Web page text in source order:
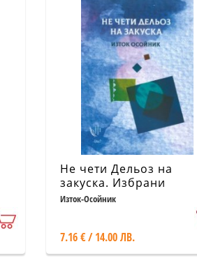
Не чети Дельоз на
закуска. Избрани
стихотворения
Изток-Осойник
7.16 € / 14.00 ЛВ.